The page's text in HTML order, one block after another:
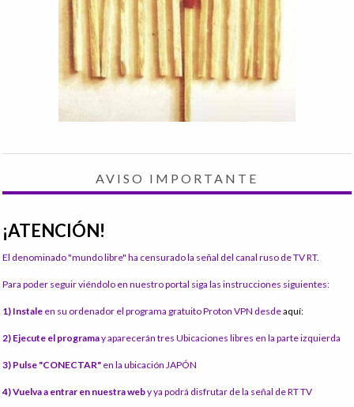
AVISO IMPORTANTE
¡ATENCIÓN!
El denominado "mundo libre" ha censurado la señal del canal ruso de TV RT.
Para poder seguir viéndolo en nuestro portal siga las instrucciones siguientes:
1) Instale en su ordenador el programa gratuito Proton VPN desdeaquí:
2) Ejecute el programay aparecerán tres Ubicaciones libres en la parte izquierda
3) Pulse "CONECTAR" en la ubicación JAPÓN
4) Vuelva a entrar en nuestra weby ya podrá disfrutar de la señal de RT TV